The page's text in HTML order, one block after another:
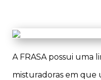
A FRASA possui uma
misturadoras em que